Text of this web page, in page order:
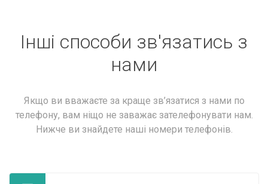
Інші способи зв'язатись з
нами
Якщо ви вважаєте за краще зв’язатися з нами по
телефону, вам ніщо не заважає зателефонувати нам.
Нижче ви знайдете наші номери телефонів.